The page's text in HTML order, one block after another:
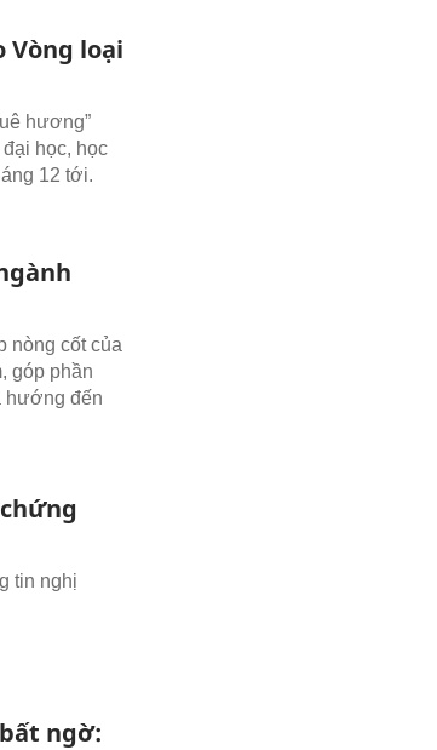
Vòng loại
hương”
học, học
12 tới.
nòng cốt của
góp phần
hướng đến
tin nghị
ngờ: